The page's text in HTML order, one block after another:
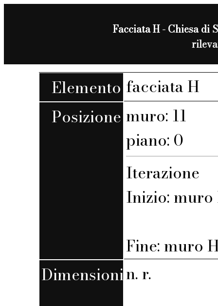
Facciata H - Chiesa di
Elemento facciata H
Posizione muro: 11
piano: 0
Iterazione
Inizio: muro
Fine: muro
Dimensionin. r.